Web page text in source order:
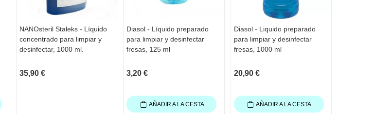
VISTA RÁPIDA
NANOsteril Staleks - Líquido
concentrado para limpiar y
desinfectar, 1000 ml.
35,90 €
VISTA RÁPIDA
Diasol - Líquido preparado
para limpiar y desinfectar
fresas, 125 ml
3,20 €
AÑADIR A LA CESTA
VISTA RÁPIDA
Diasol - Liquido preparado
para limpiar y desinfectar
fresas, 1000 ml
20,90 €
AÑADIR A LA CESTA